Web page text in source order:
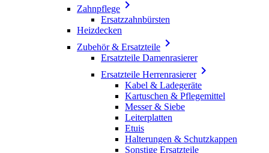
Zahnpflege 
Ersatzzahnbürsten
Heizdecken
Zubehör & Ersatzteile 
Ersatzteile Damenrasierer
Ersatzteile Herrenrasierer
Kabel & Ladegeräte
Kartuschen & Pflegemittel
Messer & Siebe
Leiterplatten
Etuis
Halterungen & Schutzkappen
Sonstige Ersatzteile